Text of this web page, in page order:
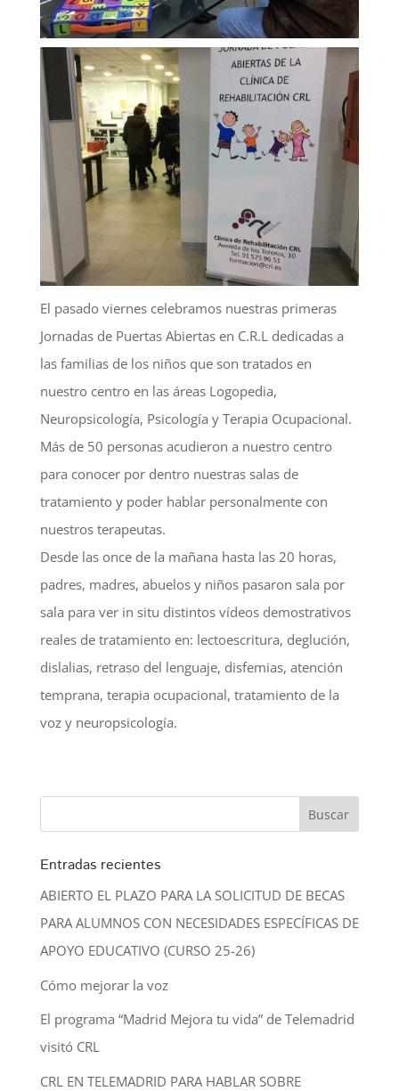
El pasado viernes celebramos nuestras primeras
Jornadas de Puertas Abiertas en C.R.L dedicadas a
las familias de los niños que son tratados en
nuestro centro en las áreas Logopedia,
Neuropsicología, Psicología y Terapia Ocupacional.
Más de 50 personas acudieron a nuestro centro
para conocer por dentro nuestras salas de
tratamiento y poder hablar personalmente con
nuestros terapeutas.
Desde las once de la mañana hasta las 20 horas,
padres, madres, abuelos y niños pasaron sala por
sala para ver in situ distintos vídeos demostrativos
reales de tratamiento en: lectoescritura, deglución,
dislalias, retraso del lenguaje, disfemias, atención
temprana, terapia ocupacional, tratamiento de la
voz y neuropsicología.
Entradas recientes
ABIERTO EL PLAZO PARA LA SOLICITUD DE BECAS
PARA ALUMNOS CON NECESIDADES ESPECÍFICAS DE
APOYO EDUCATIVO (CURSO 25-26)
Cómo mejorar la voz
El programa “Madrid Mejora tu vida” de Telemadrid
visitó CRL
CRL EN TELEMADRID PARA HABLAR SOBRE